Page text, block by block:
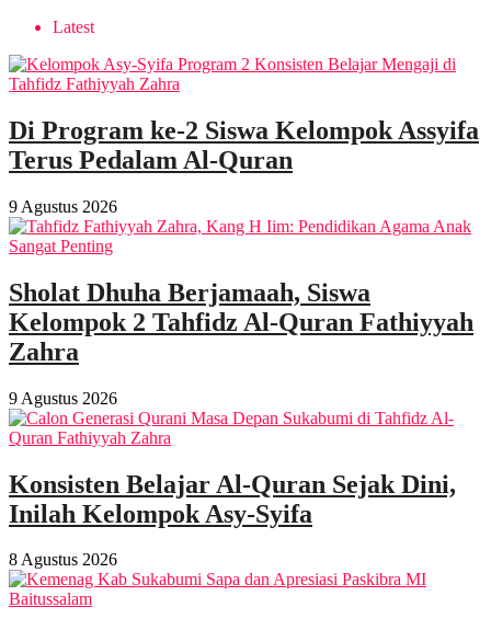
Latest
Di Program ke-2 Siswa Kelompok Assyifa
Terus Pedalam Al-Quran
9 Agustus 2026
Sholat Dhuha Berjamaah, Siswa
Kelompok 2 Tahfidz Al-Quran Fathiyyah
Zahra
9 Agustus 2026
Konsisten Belajar Al-Quran Sejak Dini,
Inilah Kelompok Asy-Syifa
8 Agustus 2026